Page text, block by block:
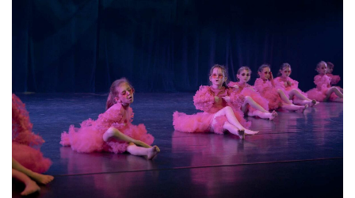
03 2026